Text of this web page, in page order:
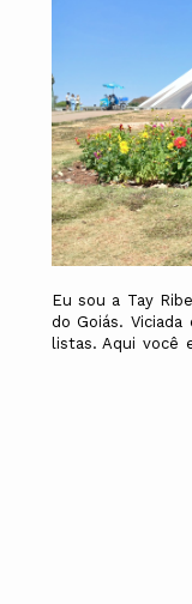
Eu sou a Tay
do Goiás.
listas. Aqui você